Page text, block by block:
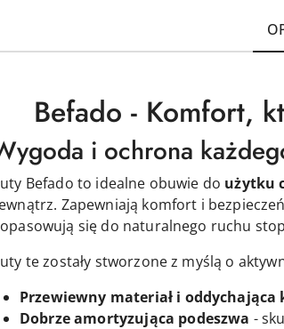
Befado - Komfort,
i ochrona
Befado to idealne obuwie do użytku
Zapewniają komfort i
się do naturalnego ruchu
te zostały stworzone z myślą o
Przewiewny materiał i
Dobrze amortyzująca podeszwa -